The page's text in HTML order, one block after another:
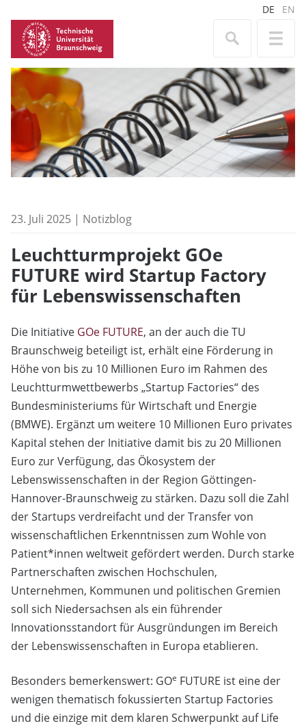
DE EN
23. Juli 2025 | Notizblog
Leuchtturmprojekt GOe
FUTURE wird Startup Factory
für Lebenswissenschaften
Die Initiative GOe FUTURE, an der auch die TU
Braunschweig beteiligt ist, erhält eine Förderung in
Höhe von bis zu 10 Millionen Euro im Rahmen des
Leuchtturmwettbewerbs „Startup Factories“ des
Bundesministeriums für Wirtschaft und Energie
(BMWE). Ergänzt um weitere 10 Millionen Euro privates
Kapital stehen der Initiative damit bis zu 20 Millionen
Euro zur Verfügung, das Ökosystem der
Lebenswissenschaften in der Region Göttingen-
Hannover-Braunschweig zu stärken. Dazu soll die Zahl
der Startups verdreifacht und der Transfer von
wissenschaftlichen Erkenntnissen zum Wohle von
Patient*innen weltweit gefördert werden. Durch starke
Partnerschaften zwischen Hochschulen,
Unternehmen, Kommunen und politischen Gremien
soll sich Niedersachsen als ein führender
Innovationsstandort für Ausgründungen im Bereich
der Lebenswissenschaften in Europa etablieren.
Besonders bemerkenswert: GOe FUTURE ist eine der
wenigen thematisch fokussierten Startup Factories
und die einzige mit dem klaren Schwerpunkt auf Life